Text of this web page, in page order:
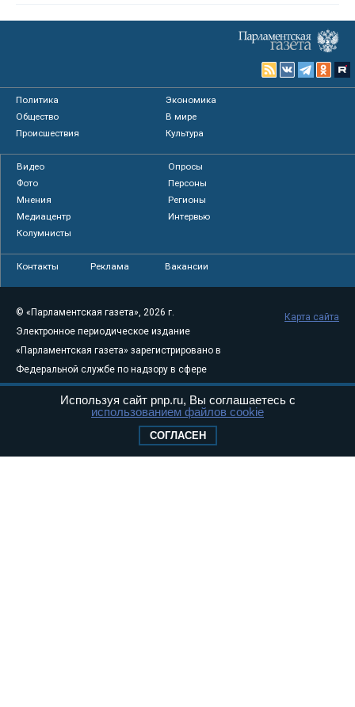
Политика
Экономика
Общество
В мире
Происшествия
Культура
Видео
Опросы
Фото
Персоны
Мнения
Регионы
Медиацентр
Интервью
Колумнисты
Контакты Реклама Вакансии
© «Парламентская газета», 2026 г.
Электронное периодическое издание
«Парламентская газета» зарегистрировано в
Федеральной службе по надзору в сфере
связи, информационных технологий и
массовых коммуникаций (Роскомнадзор) 05
Свидетельство о регистрации Эл № ФС77-
Карта сайта
Используя сайт pnp.ru, Вы соглашаетесь с
использованием файлов cookie
СОГЛАСЕН